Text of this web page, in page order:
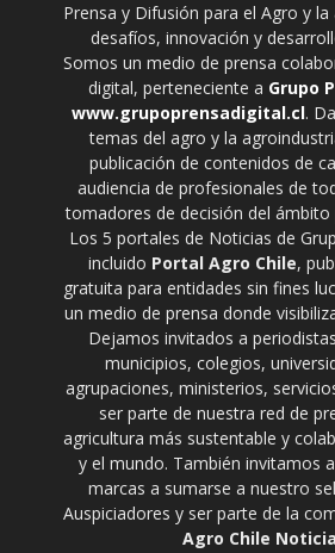
Prensa y Difusión para el Agro y
desafíos, innovación y
Somos un medio de prensa
digital, perteneciente a Grupo
www.grupoprensadigital.cl.
temas del agro y la
publicación de contenidos de
audiencia de profesionales de
tomadores de decisión del ámbito
Los 5 portales de Noticias de
incluido Portal Agro Chile,
gratuita para entidades sin fines
un medio de prensa donde
Dejamos invitados a
municipios, colegios,
agrupaciones, ministerios,
ser parte de nuestra red de
agricultura más sustentable y
y el mundo. También invitamos
marcas a sumarse a nuestro
Auspiciadores y ser parte de la
Agro Chile